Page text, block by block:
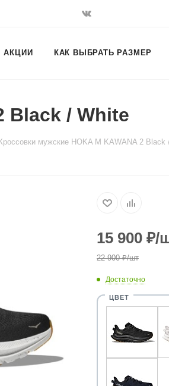
АКЦИИ КАК ВЫБРАТЬ РАЗМЕР
Black / White
Кроссовки мужские HOKA M KAWANA 2 Black
15 900 ₽/
22 900₽/шт
Достаточно